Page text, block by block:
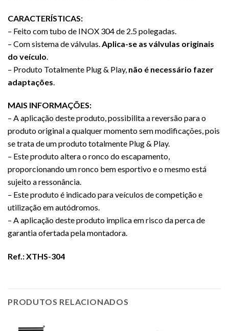
CARACTERÍSTICAS:
– Feito com tubo de INOX 304 de 2.5 polegadas.
– Com sistema de válvulas. Aplica-se as válvulas originais
do veículo
– Produto Totalmente Plug & Play, não é necessário fazer
adaptações
MAIS INFORMAÇÕES:
– A aplicação deste produto, possibilita a reversão para o
produto original a qualquer momento sem modificações, pois
se trata de um produto totalmente Plug & Play.
– Este produto altera o ronco do escapamento,
proporcionando um ronco bem esportivo e o mesmo está
sujeito a ressonância.
– Este produto é indicado para veículos de competição e
utilização em autódromos.
– A aplicação deste produto implica em risco da perca de
garantia ofertada pela montadora.
Ref.: XTHS-304
PRODUTOS RELACIONADOS